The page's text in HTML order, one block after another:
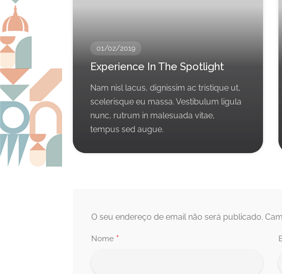
01/02/2019
Experience In The Spotlight
Nam nisl lacus, dignissim ac tristique ut,
scelerisque eu massa. Vestibulum ligula
nunc, rutrum in malesuada vitae,
tempus sed augue.
O seu endereço de email não será publicado.
Nome *